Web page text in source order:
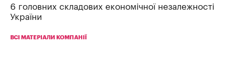
6 головних складових економічної незалежності
України
ВСІ МАТЕРІАЛИ КОМПАНІЇ